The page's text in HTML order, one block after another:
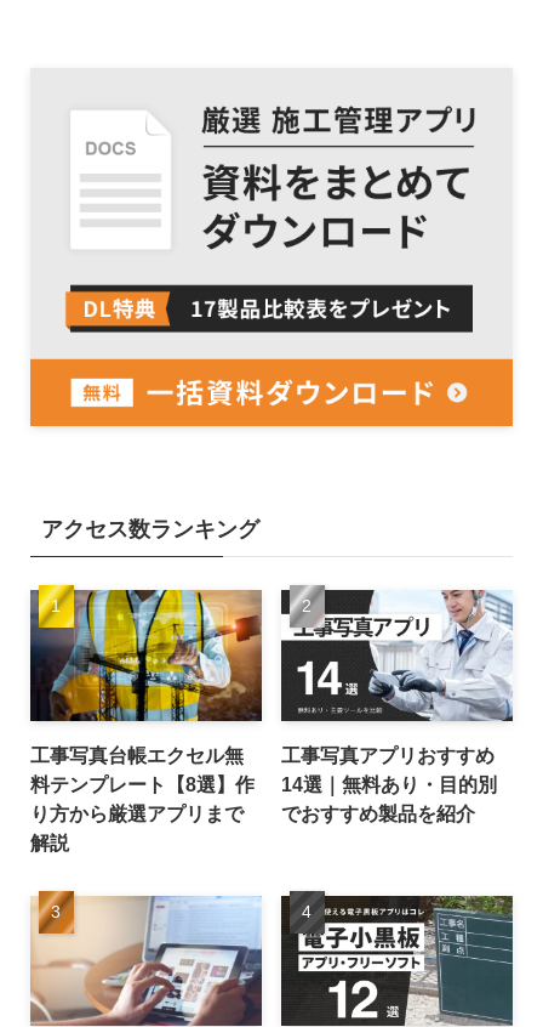
アクセス数ランキング
工事写真台帳エクセル無
料テンプレート【8選】作
り方から厳選アプリまで
解説
工事写真アプリおすすめ
14選｜無料あり・目的別
でおすすめ製品を紹介